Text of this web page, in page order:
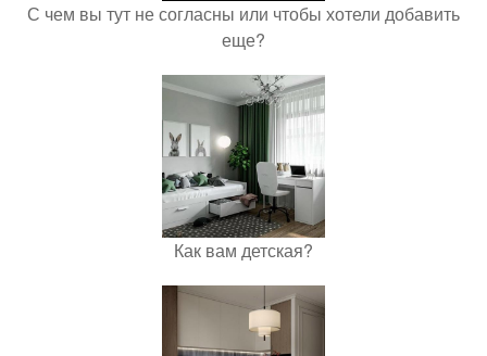
С чем вы тут не согласны или чтобы хотели добавить
еще?
Как вам детская?